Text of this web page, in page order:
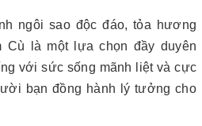
ngôi sao độc đáo, tỏa hương
Cù là một lựa chọn đầy duyên
với sức sống mãnh liệt và cực
bạn đồng hành lý tưởng cho